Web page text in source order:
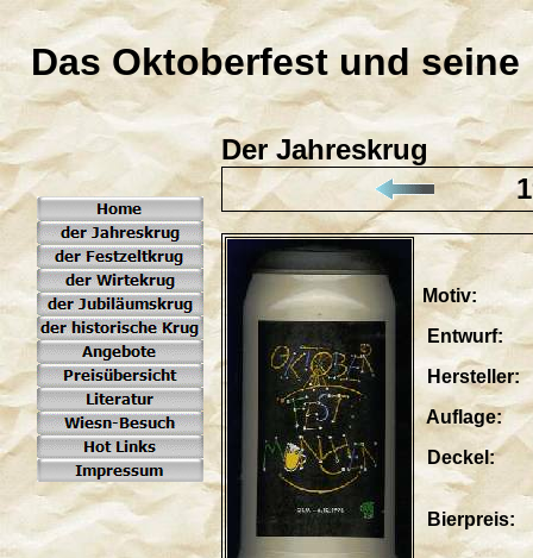
Das Oktoberfest und seine
Der Jahreskrug
Motiv:
Entwurf:
Auflage:
Deckel:
Bierpreis: